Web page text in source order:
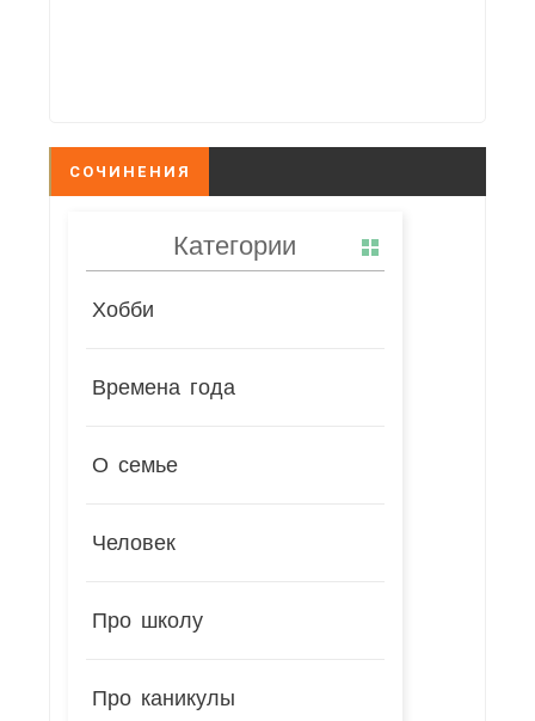
СОЧИНЕНИЯ
Категории
Хобби
Времена года
О семье
Человек
Про школу
Про каникулы